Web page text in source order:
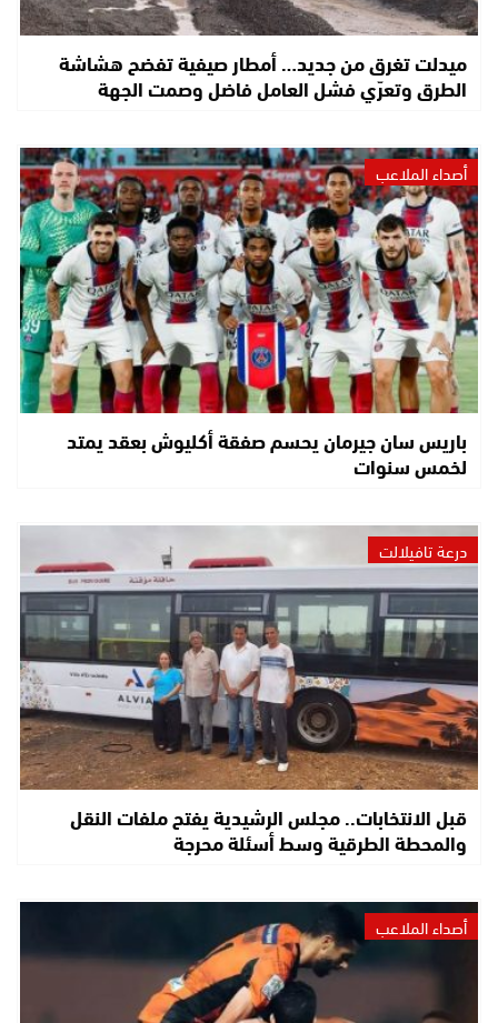
ميدلت تغرق من جديد… أمطار صيفية تفضح هشاشة
الطرق وتعرّي فشل العامل فاضل وصمت الجهة
أصداء الملاعب
باريس سان جيرمان يحسم صفقة أكليوش بعقد يمتد
لخمس سنوات
درعة تافيلالت
قبل الانتخابات.. مجلس الرشيدية يفتح ملفات النقل
والمحطة الطرقية وسط أسئلة محرجة
أصداء الملاعب